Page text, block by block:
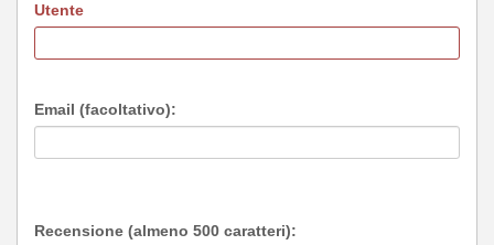
Utente
Email (facoltativo):
Recensione (almeno 500 caratteri):